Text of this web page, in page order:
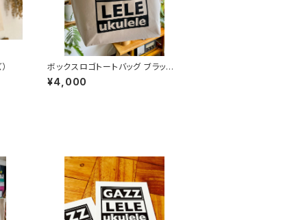
ボックスロゴトートバッグ ブラック
（Mサイズ）
¥4,000